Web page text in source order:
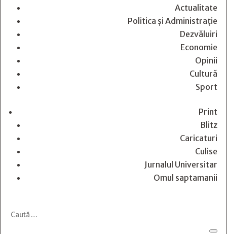
Actualitate
Politica și Administrație
Dezvăluiri
Economie
Opinii
Cultură
Sport
Print
Blitz
Caricaturi
Culise
Jurnalul Universitar
Omul saptamanii